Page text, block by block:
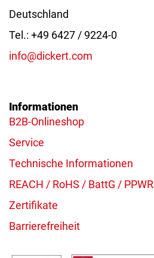
Deutschland
Tel.: +49 6427 / 9224-0
info@dickert.com
Informationen
B2B-Onlineshop
Service
Technische Informationen
REACH / RoHS / BattG / PPWR
Zertifikate
Barrierefreiheit